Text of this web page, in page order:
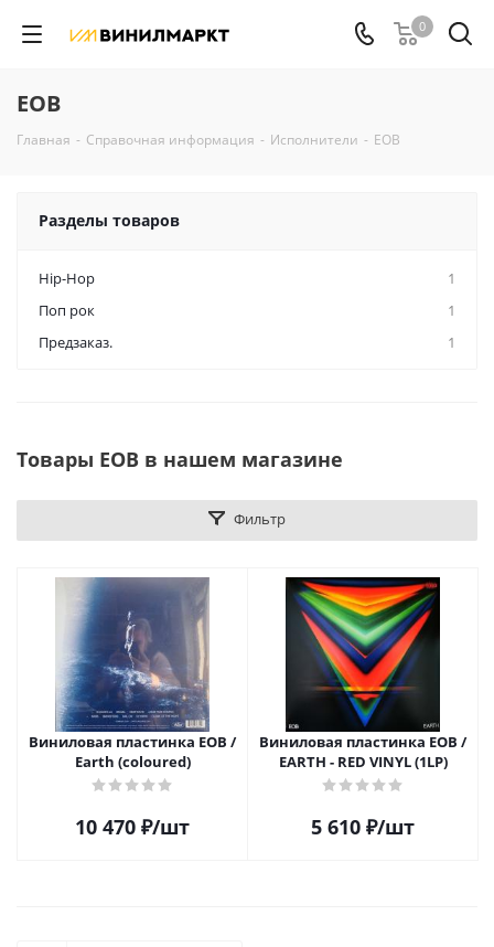
0
EOB
Главная - Справочная информация - Исполнители - EOB
Разделы товаров
Hip-Hop
1
Поп рок
1
Предзаказ.
1
Товары EOB в нашем магазине
Фильтр
Виниловая пластинка EOB /
Earth (coloured)
10 470 ₽/шт
Виниловая пластинка EOB /
EARTH - RED VINYL (1LP)
5 610 ₽/шт